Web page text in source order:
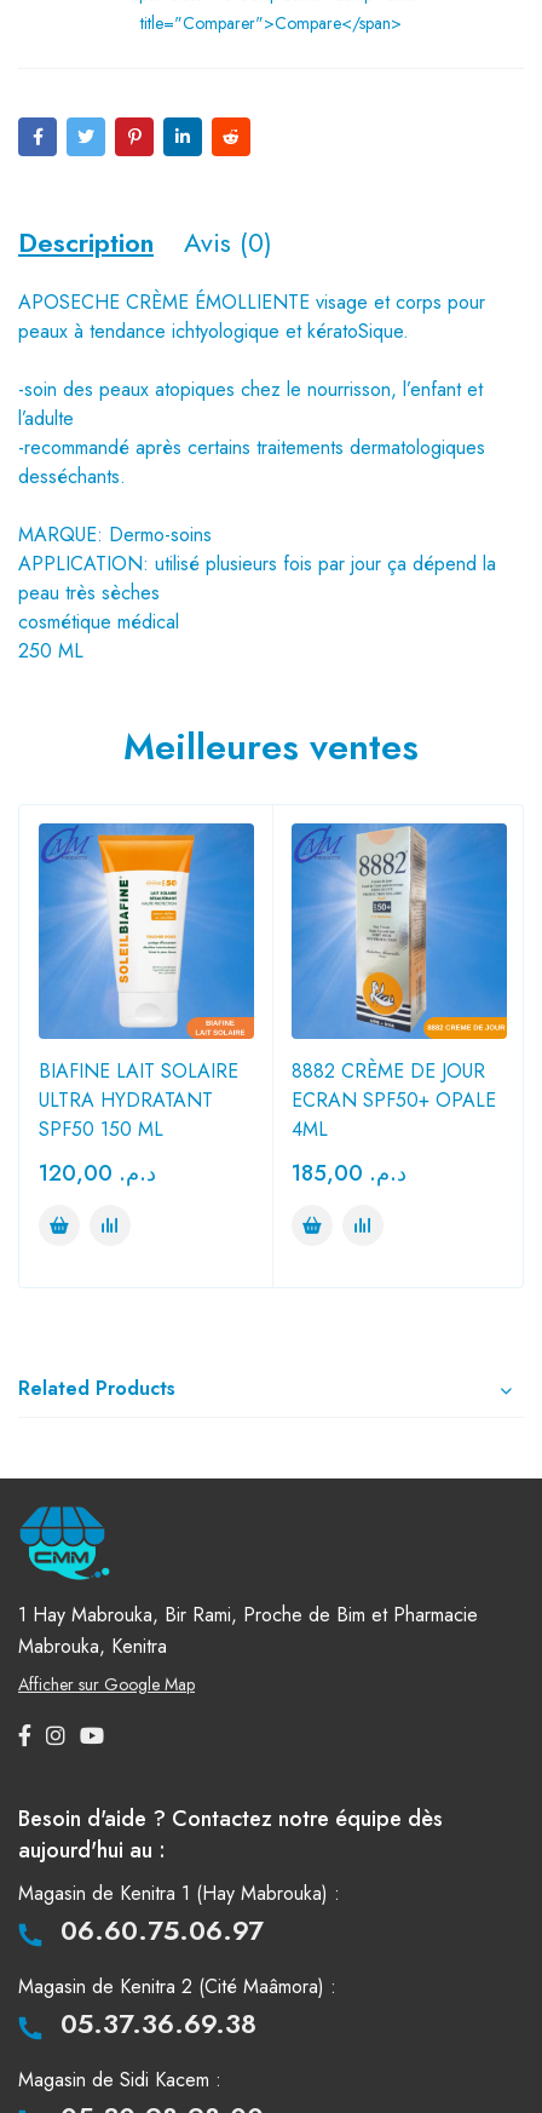
title="Comparer">Compare</span>
Description Avis (0)
APOSECHE CRÈME ÉMOLLIENTE visage et corps pour
peaux à tendance ichtyologique et kératoSique.
-soin des peaux atopiques chez le nourrisson, l’enfant et
l’adulte
-recommandé après certains traitements dermatologiques
desséchants.
MARQUE: Dermo-soins
APPLICATION: utilisé plusieurs fois par jour ça dépend la
peau très sèches
cosmétique médical
250 ML
Meilleures ventes
BIAFINE LAIT SOLAIRE
ULTRA HYDRATANT
SPF50 150 ML
د.م.
8882 CRÈME DE JOUR
ECRAN SPF50+ OPALE
4ML
د.م.
Related Products
1 Hay Mabrouka, Bir Rami, Proche de Bim et Pharmacie
Mabrouka, Kenitra
Afficher sur Google Map
Besoin d'aide ? Contactez notre équipe dès
aujourd'hui au :
Magasin de Kenitra 1 (Hay Mabrouka) :
06.60.75.06.97
Magasin de Kenitra 2 (Cité Maâmora) :
05.37.36.69.38
Magasin de Sidi Kacem :